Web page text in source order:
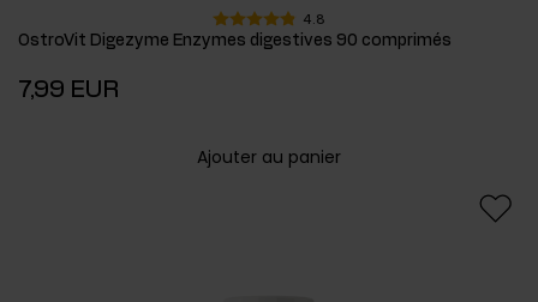
4.8
OstroVit Digezyme Enzymes digestives 90 comprimés
7,99 EUR
Ajouter au panier